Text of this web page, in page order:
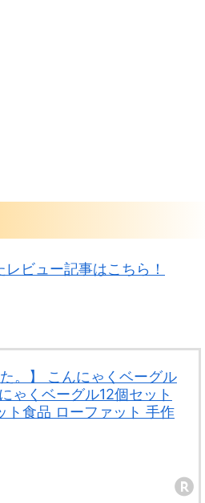
ビュー記事はこちら！
。】 こんにゃくベーグル
ゃくベーグル12個セット
食品 ローファット 手作